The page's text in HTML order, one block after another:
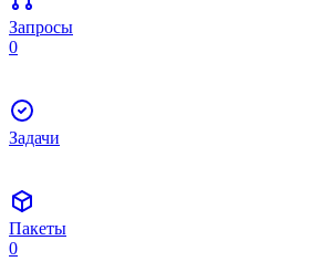
Запросы
0
Задачи
Пакеты
0